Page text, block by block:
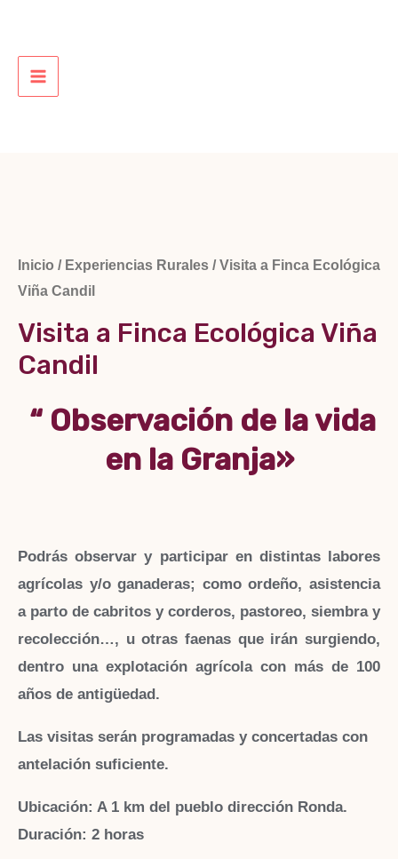
contenido
MAIN
Inicio / Experiencias Rurales / Visita a Finca Ecológica
Viña Candil
Visita a Finca Ecológica Viña
Candil
“ Observación de la vida
en la Granja»
Podrás observar y participar en distintas labores
agrícolas y/o ganaderas; como ordeño, asistencia
a parto de cabritos y corderos, pastoreo, siembra y
recolección…, u otras faenas que irán surgiendo,
dentro una explotación agrícola con más de 100
años de antigüedad.
Las visitas serán programadas y concertadas con
antelación suficiente.
Ubicación: A 1 km del pueblo dirección Ronda.
Duración: 2 horas